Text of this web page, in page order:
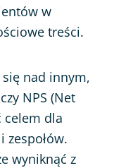
w
treści.
nad innym,
NPS (Net
celem dla
zespołów.
wyniknąć z